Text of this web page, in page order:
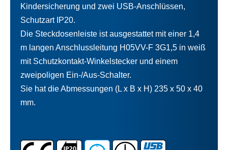
Kindersicherung und zwei USB-Anschlüssen,
Schutzart IP20.
Die Steckdosenleiste ist ausgestattet mit einer 1,4
m langen Anschlussleitung H05VV-F 3G1,5 in weiß
mit Schutzkontakt-Winkelstecker und einem
zweipoligen Ein-/Aus-Schalter.
Sie hat die Abmessungen (L x B x H) 235 x 50 x 40
mm.